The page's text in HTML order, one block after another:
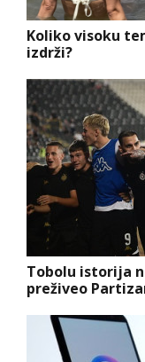
Koliko visoku
izdrži?
Tobolu istorija
preživeo